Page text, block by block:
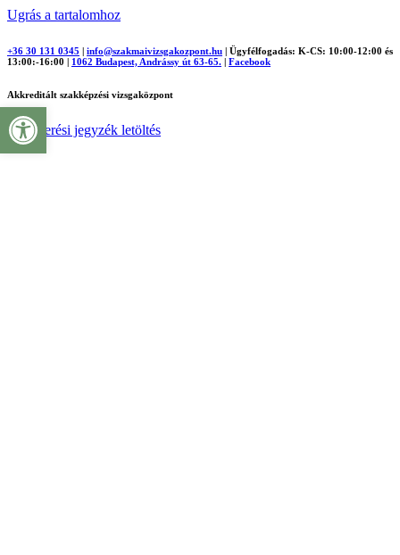
Ugrás a tartalomhoz
+36 30 131 0345 | info@szakmaivizsgakozpont.hu | Ügyfélfogadás: K-CS: 10:00-12:00 és
13:00:-16:00 | 1062 Budapest, Andrássy út 63-65. | Facebook
Akkreditált szakképzési vizsgaközpont
Felismerési jegyzék letöltés
Eszköztár megnyitása